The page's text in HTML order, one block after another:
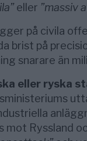
eller ”massiv
på civila
brist på
snarare än
eller ryska
mot Ryssland